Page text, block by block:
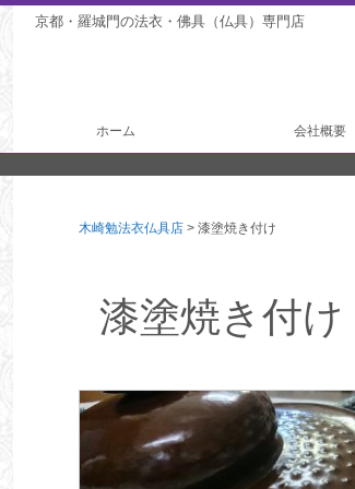
京都・羅城門の法衣・佛具（仏具）専門店
ホーム 会社概要
木崎勉法衣仏具店 > 漆塗焼き付け
漆塗焼き付け